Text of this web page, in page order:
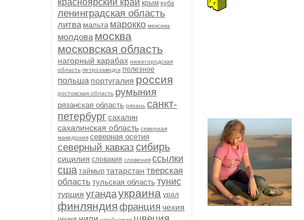
красноярский край крым куба
ленинградская область
литва мальта марокко мексика
молдова москва
московская область
нагорный карабах нижегородская
область петрозаводск полезное
польша португалия россия
ростовская область румыния
рязанская область рязань санкт-
петербург сахалин
сахалинская область северная
македония северная осетия
северный кавказ сибирь
сицилия словакия словения ссылки
сша таймыр татарстан тверская
область тульская область тунис
турция угандаукраина урал
финляндия франция чехия